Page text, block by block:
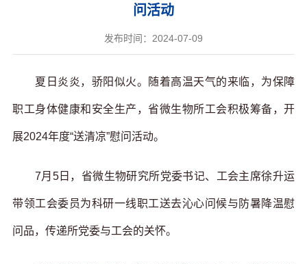
问活动
发布时间：2024-07-09
夏日炎炎，骄阳似火。随着高温天气的来临，为保障
职工身体健康和安全生产，省微生物所工会积极筹备，开
展2024年度“送清凉”慰问活动。
7月5日，省微生物研究所党委书记、工会主席徐升运
带领工会委员为科研一线职工送去沁心问候与防暑降温慰
问品，传递所党委与工会的关怀。